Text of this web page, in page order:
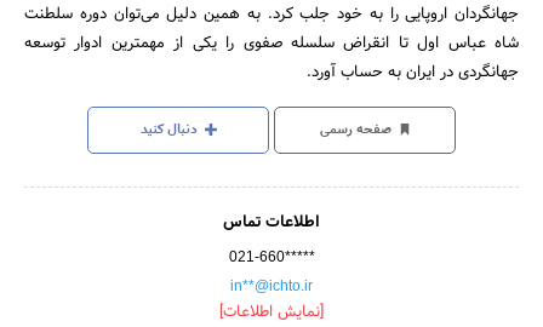
جهانگردان اروپایی را به خود جلب کرد. به همین دلیل می‌توان دوره سلطنت
شاه عباس اول تا انقراض سلسله صفوی را یکی از مهمترین ادوار توسعه
جهانگردی در ایران به حساب آورد.
صفحه رسمی دنبال کنید
اطلاعات تماس
021-660*****
in**@ichto.ir
[نمایش اطلاعات]